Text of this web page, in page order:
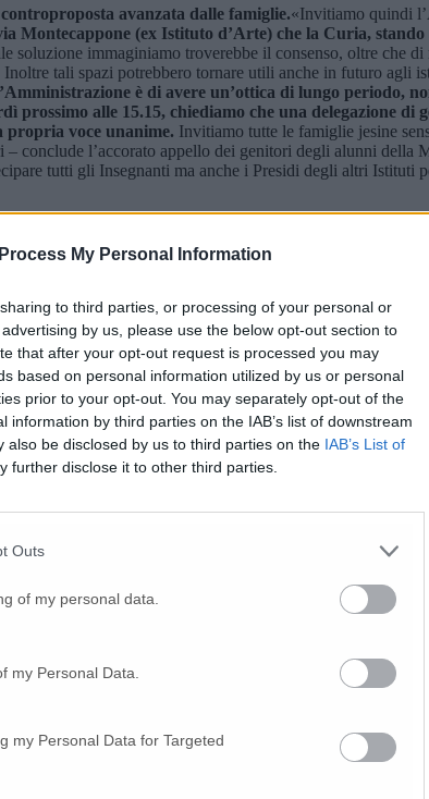
My Personal Information
to third parties, or processing of your personal or
by us, please use the below opt-out section to
that after your opt-out request is processed you may
based on personal information utilized by us or personal
prior to your opt-out. You may separately opt-out of the
information by third parties on the IAB’s list of downstream
also be disclosed by us to third parties on the IAB’s List of
further disclose it to other third parties.
Outs
of my personal data.
my Personal Data.
my Personal Data for Targeted
avanzata dalle famiglie.«Invitiamo quindi
Montecappone (ex Istituto d’Arte) che la Curia,
soluzione immaginiamo troverebbe il consenso, oltre che
tali spazi potrebbero tornare utili anche in futuro agli
è di avere un’ottica di lungo periodo,
alle 15.15, chiediamo che una delegazione di
propria voce unanime. Invitiamo tutte le famiglie jesine
conclude l’accorato appello dei genitori degli alunni della
tutti gli Insegnanti ma anche i Presidi degli altri Istituti